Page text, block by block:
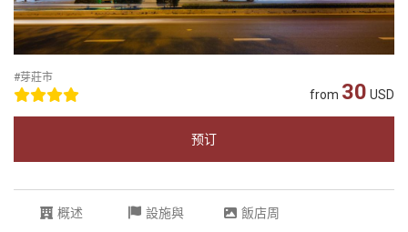
#芽莊市
from 30 USD
预订
概述 設施與 飯店周